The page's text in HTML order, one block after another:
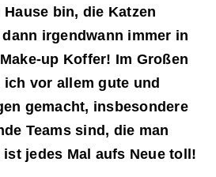
bin, die Katzen
irgendwann immer in
up Koffer! Im Großen
ich vor allem gute und
gemacht, insbesondere
Teams sind, die man
jedes Mal aufs Neue toll!